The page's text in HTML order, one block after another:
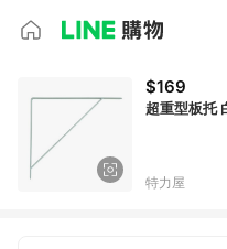
$169
超重型板托
特力屋